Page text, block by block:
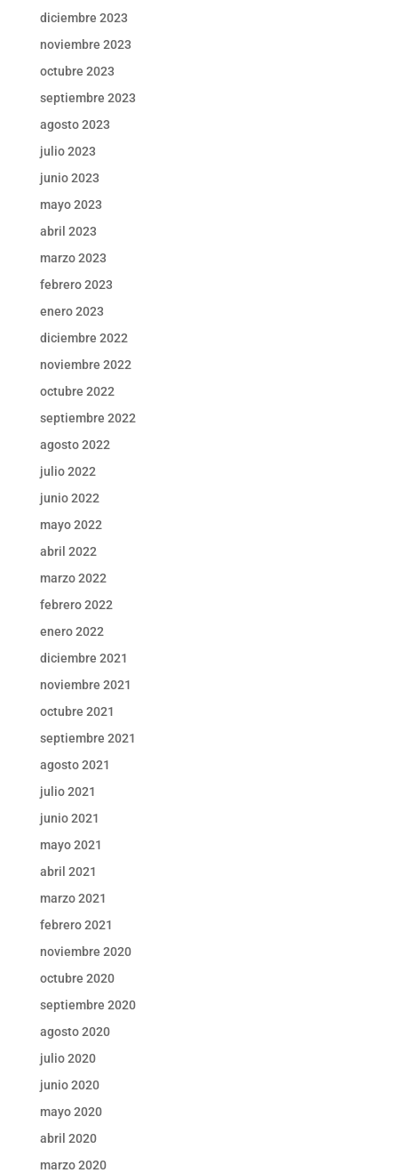
diciembre 2023
noviembre 2023
octubre 2023
septiembre 2023
agosto 2023
julio 2023
junio 2023
mayo 2023
abril 2023
marzo 2023
febrero 2023
enero 2023
diciembre 2022
noviembre 2022
octubre 2022
septiembre 2022
agosto 2022
julio 2022
junio 2022
mayo 2022
abril 2022
marzo 2022
febrero 2022
enero 2022
diciembre 2021
noviembre 2021
octubre 2021
septiembre 2021
agosto 2021
julio 2021
junio 2021
mayo 2021
abril 2021
marzo 2021
febrero 2021
noviembre 2020
octubre 2020
septiembre 2020
agosto 2020
julio 2020
junio 2020
mayo 2020
abril 2020
marzo 2020